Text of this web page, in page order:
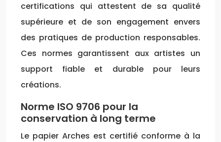
certifications qui attestent de sa qualité
supérieure et de son engagement envers
des pratiques de production responsables.
Ces normes garantissent aux artistes un
support fiable et durable pour leurs
créations.
Norme ISO 9706 pour la
conservation à long terme
Le papier Arches est certifié conforme à la